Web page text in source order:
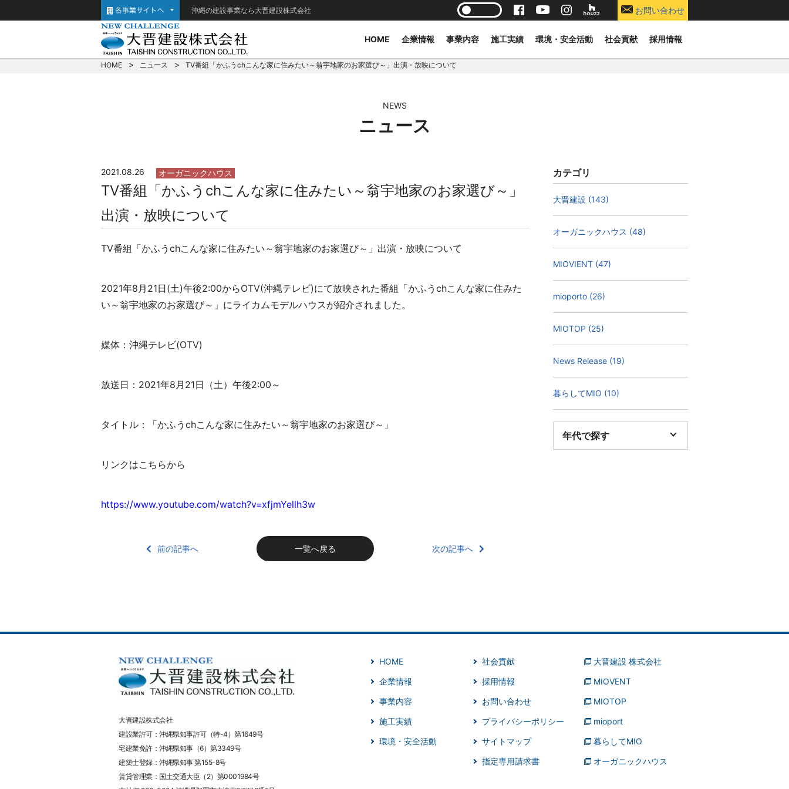
沖縄の建設事業なら大晋建設株式会社 お問い合わせ
HOME 企業情報 事業内容 施工実績 環境・安全活動 社会貢献 採用情報
HOME ニュース TV番組「かふうchこんな家に住みたい～翁宇地家のお家選び～」出演・放映について
NEWS
ニュース
2021.08.26 オーガニックハウス
TV番組「かふうchこんな家に住みたい～翁宇地家のお家選び～」
出演・放映について
TV番組「かふうchこんな家に住みたい～翁宇地家のお家選び～」出演・放映について
2021年8月21日(土)午後2:00からOTV(沖縄テレビ)にて放映された番組「かふうchこんな家に住みた
い～翁宇地家のお家選び～」にライカムモデルハウスが紹介されました。
媒体：沖縄テレビ(OTV)
放送日：2021年8月21日（土）午後2:00～
タイトル：「かふうchこんな家に住みたい～翁宇地家のお家選び～」
リンクはこちらから
https://www.youtube.com/watch?v=xfjmYellh3w
前の記事へ 一覧へ戻る 次の記事へ
カテゴリ
大晋建設 (143)
オーガニックハウス (48)
MIOVIENT (47)
mioporto (26)
MIOTOP (25)
News Release (19)
暮らしてMIO (10)
年代で探す
大晋建設株式会社
建設業許可：沖縄県知事許可（特-4）第1649号
宅建業免許：沖縄県知事（6）第3349号
建築士登録：沖縄県知事 第155-8号
賃貸管理業：国土交通大臣（2）第0001984号
HOME
企業情報
事業内容
施工実績
環境・安全活動
社会貢献
採用情報
お問い合わせ
プライバシーポリシー
サイトマップ
指定専用請求書
大晋建設 株式会社
MIOVENT
MIOTOP
mioport
暮らしてMIO
オーガニックハウス